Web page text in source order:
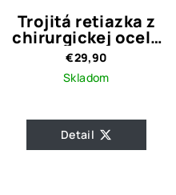
Trojitá retiazka z
chirurgickej ocele
MOLA 2
€29,90
Skladom
Detail